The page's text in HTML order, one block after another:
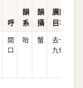
呼
韻
系
韻
攝
廣韻
目次
開
口
咍 蟹
去十
九代